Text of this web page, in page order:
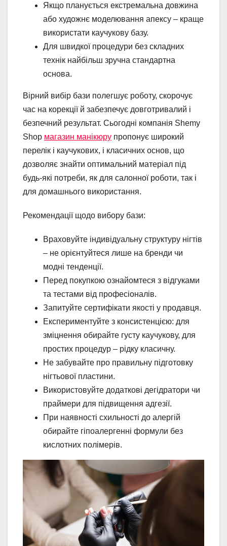
Якщо планується екстремальна довжина
або художнє моделювання апексу – краще
використати каучукову базу.
Для швидкої процедури без складних
технік найбільш зручна стандартна
основа.
Вірний вибір бази полегшує роботу, скорочує
час на корекції й забезпечує довготривалий і
безпечний результат. Сьогодні компанія Shemy
Shop магазин манікюру пропонує широкий
перелік і каучукових, і класичних основ, що
дозволяє знайти оптимальний матеріал під
будь-які потреби, як для салонної роботи, так і
для домашнього використання.
Рекомендації щодо вибору бази:
Враховуйте індивідуальну структуру нігтів
– не орієнтуйтеся лише на бренди чи
модні тенденції.
Перед покупкою ознайомтеся з відгуками
та тестами від професіоналів.
Запитуйте сертифікати якості у продавця.
Експериментуйте з консистенцією: для
зміцнення обирайте густу каучукову, для
простих процедур – рідку класичну.
Не забувайте про правильну підготовку
нігтьової пластини.
Використовуйте додаткові дегідратори чи
праймери для підвищення адгезії.
При наявності схильності до алергій
обирайте гіпоалергенні формули без
кислотних полімерів.